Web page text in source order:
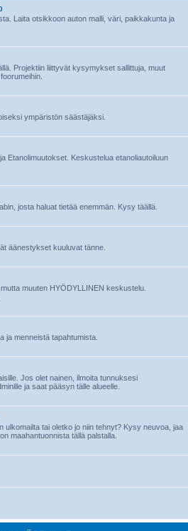
Laita otsikkoon auton malli, väri, paikkakunta ja
Projektiin liittyvät kysymykset sallittuja, muut
ympäristön säästäjäksi.
Etanolimuutokset. Keskustelua etanoliautoiluun
josta haluat tietää enemmän. Kysy täällä.
äänestykset kuuluvat tänne.
muuten HYÖDYLLINEN keskustelu.
ja menneistä tapahtumista.
Jos olet nainen, ilmoita tunnuksesi
ja saat pääsyn tälle alueelle.
ulkomailta tai oletko jo niin tehnyt? Kysy neuvoa, jaa
maahantuonnista tällä palstalla.